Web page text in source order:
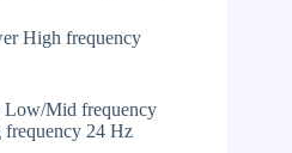
High frequency
Mid frequency
frequency 24 Hz